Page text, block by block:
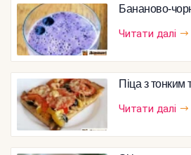
Бананово-
Читати далі
Піца з тонким
Читати далі